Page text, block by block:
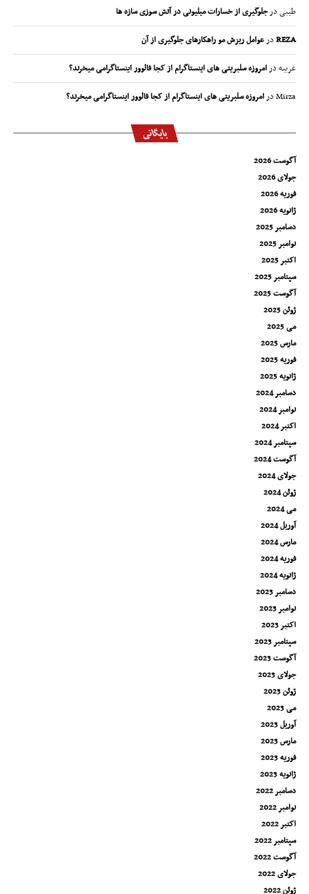
طیبیدرجلوگیری از خسارات میلیونی در آتش سوزی سازه ها
REZAدرعوامل ریزش مو راهکارهای جلوگیری از آن
غریبهدرامروزه سلبریتی های اینستاگرام از کجا فالوور اینستاگرامی میخرند؟
Mirzaدرامروزه سلبریتی های اینستاگرام از کجا فالوور اینستاگرامی میخرند؟
بایگانی
آگوست 2026
جولای 2026
فوریه 2026
ژانویه 2026
دسامبر 2025
نوامبر 2025
اکتبر 2025
سپتامبر 2025
آگوست 2025
ژوئن 2025
می 2025
مارس 2025
فوریه 2025
ژانویه 2025
دسامبر 2024
نوامبر 2024
اکتبر 2024
سپتامبر 2024
آگوست 2024
جولای 2024
ژوئن 2024
می 2024
آوریل 2024
مارس 2024
فوریه 2024
ژانویه 2024
دسامبر 2023
نوامبر 2023
اکتبر 2023
سپتامبر 2023
آگوست 2023
جولای 2023
ژوئن 2023
می 2023
آوریل 2023
مارس 2023
فوریه 2023
ژانویه 2023
دسامبر 2022
نوامبر 2022
اکتبر 2022
سپتامبر 2022
آگوست 2022
جولای 2022
ژوئن 2022